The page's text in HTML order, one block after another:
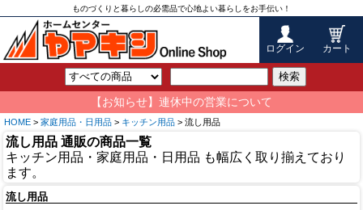
ものづくりと暮らしの必需品で心地よい暮らしをお手伝い！
ログイン カート
検索
【お知らせ】連休中の営業について
HOME > 家庭用品・日用品 > キッチン用品 > 流し用品
流し用品 通販の商品一覧
キッチン用品・家庭用品・日用品 も幅広く取り揃えており
ます。
流し用品